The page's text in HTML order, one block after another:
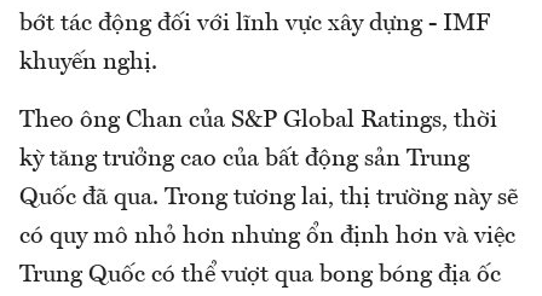
bớt tác động đối với lĩnh vực xây dựng - IMF
khuyến nghị.
Theo ông Chan của S&P Global Ratings, thời
kỳ tăng trưởng cao của bất động sản Trung
Quốc đã qua. Trong tương lai, thị trường này sẽ
có quy mô nhỏ hơn nhưng ổn định hơn và việc
Trung Quốc có thể vượt qua bong bóng địa ốc